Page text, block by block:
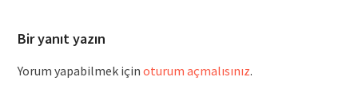
Bir yanıt yazın
Yorum yapabilmek için oturum açmalısınız.